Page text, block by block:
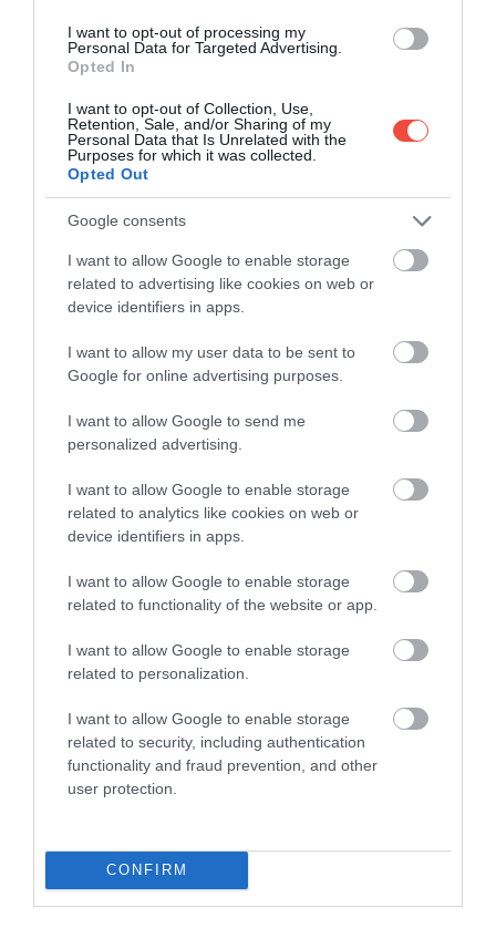
I want to opt-out of processing my
Personal Data for Targeted Advertising.
Opted In
I want to opt-out of Collection, Use,
Retention, Sale, and/or Sharing of my
Personal Data that Is Unrelated with the
Purposes for which it was collected.
Opted Out
Google consents
I want to allow Google to enable storage
related to advertising like cookies on web or
device identifiers in apps.
I want to allow my user data to be sent to
Google for online advertising purposes.
I want to allow Google to send me
personalized advertising.
I want to allow Google to enable storage
related to analytics like cookies on web or
device identifiers in apps.
I want to allow Google to enable storage
related to functionality of the website or app.
I want to allow Google to enable storage
related to personalization.
I want to allow Google to enable storage
related to security, including authentication
functionality and fraud prevention, and other
user protection.
CONFIRM
5 minuni naturale din România despre care
probabil nu ai auzit încă
România are locuri celebre, dar și destinații care
rămân surprinzător de puțin cunoscute, deși…